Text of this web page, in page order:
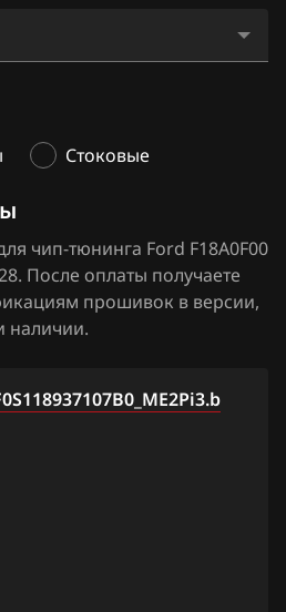
Стоковые
чип-тюнинга Ford F18A0F00
После оплаты получаете
прошивок в версии,
наличии.